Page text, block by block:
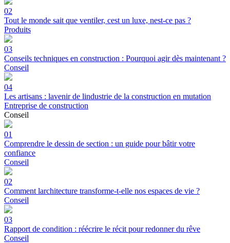
02
Tout le monde sait que ventiler, cest un luxe, nest-ce pas ?
Produits
03
Conseils techniques en construction : Pourquoi agir dès maintenant ?
Conseil
04
Les artisans : lavenir de lindustrie de la construction en mutation
Entreprise de construction
Conseil
01
Comprendre le dessin de section : un guide pour bâtir votre
confiance
Conseil
02
Comment larchitecture transforme-t-elle nos espaces de vie ?
Conseil
03
Rapport de condition : réécrire le récit pour redonner du rêve
Conseil